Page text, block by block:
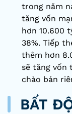
trong năm
tăng vốn
hơn 10.600
38%. Tiếp
thêm hơn
sẽ tăng vốn
chào bán
BẤT